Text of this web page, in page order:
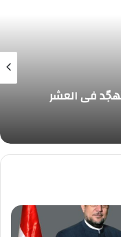
فى العشر